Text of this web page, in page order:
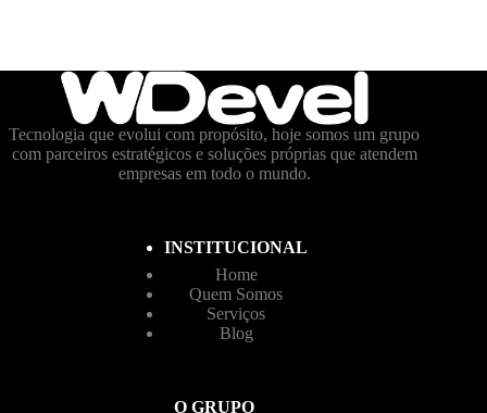
Tecnologia que evolui com propósito, hoje somos um grupo
com parceiros estratégicos e soluções próprias que atendem
empresas em todo o mundo.
INSTITUCIONAL
Home
Quem Somos
Serviços
Blog
O GRUPO